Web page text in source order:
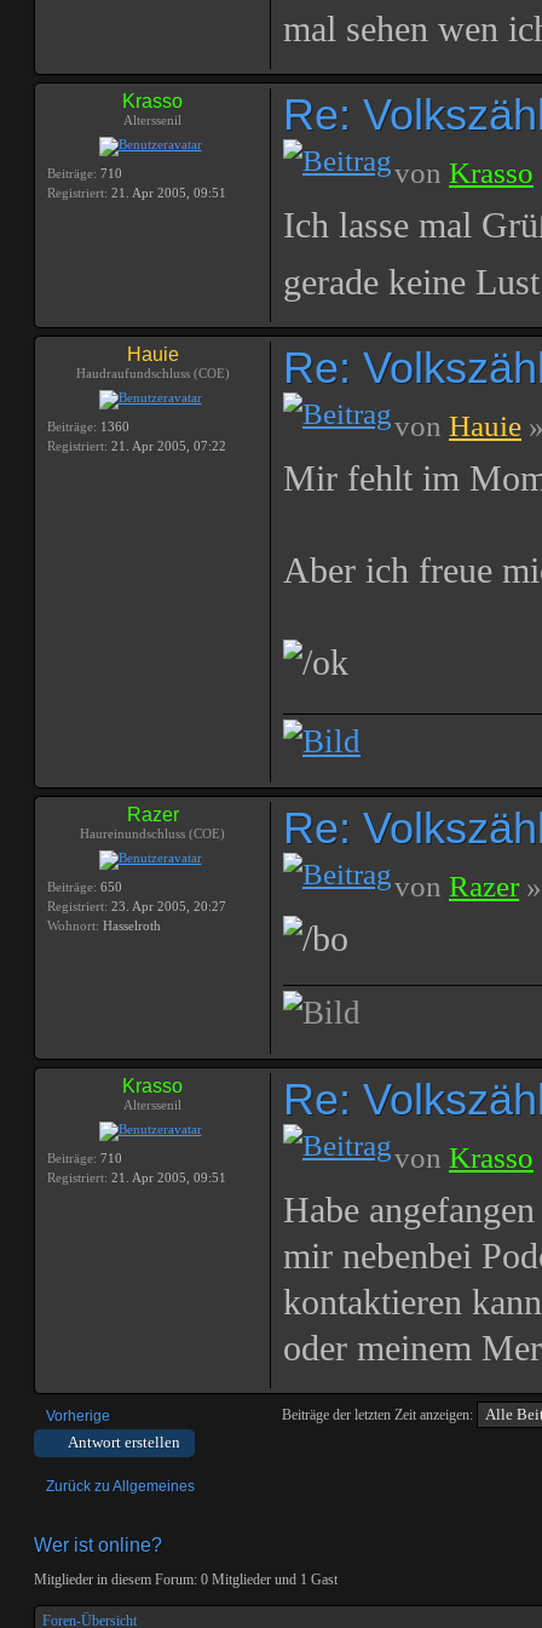
mal sehen wen
Krasso
Alterssenil
Beiträge: 710
Registriert: 21. Apr 2005, 09:51
Re:
von Krasso
Ich lasse mal
gerade keine
Hauie
Haudraufundschluss (COE)
Beiträge: 1360
Registriert: 21. Apr 2005, 07:22
Re:
von Hauie
Mir fehlt im
Aber ich freue
Razer
Haureinundschluss (COE)
Beiträge: 650
Registriert: 23. Apr 2005, 20:27
Wohnort: Hasselroth
Re:
von Razer
Krasso
Alterssenil
Beiträge: 710
Registriert: 21. Apr 2005, 09:51
Re:
von Krasso
Habe
mir nebenbei
kontaktieren
oder meinem
Vorherige Beiträge der letzten Zeit anzeigen:
Antwort erstellen
Zurück zu Allgemeines
Wer ist online?
Mitglieder in diesem Forum: 0 Mitglieder und 1 Gast
Foren-Übersicht